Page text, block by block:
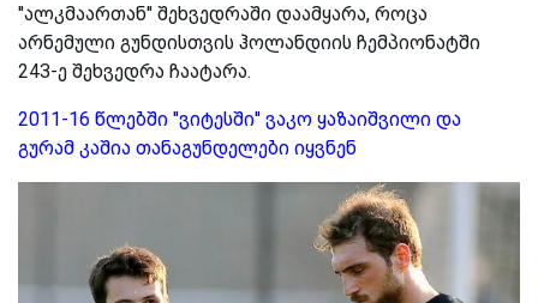
''ალკმაართან'' შეხვედრაში დაამყარა, როცა
არნემული გუნდისთვის ჰოლანდიის ჩემპიონატში
243-ე შეხვედრა ჩაატარა.
2011-16 წლებში ''ვიტესში'' ვაკო ყაზაიშვილი და
გურამ კაშია თანაგუნდელები იყვნენ